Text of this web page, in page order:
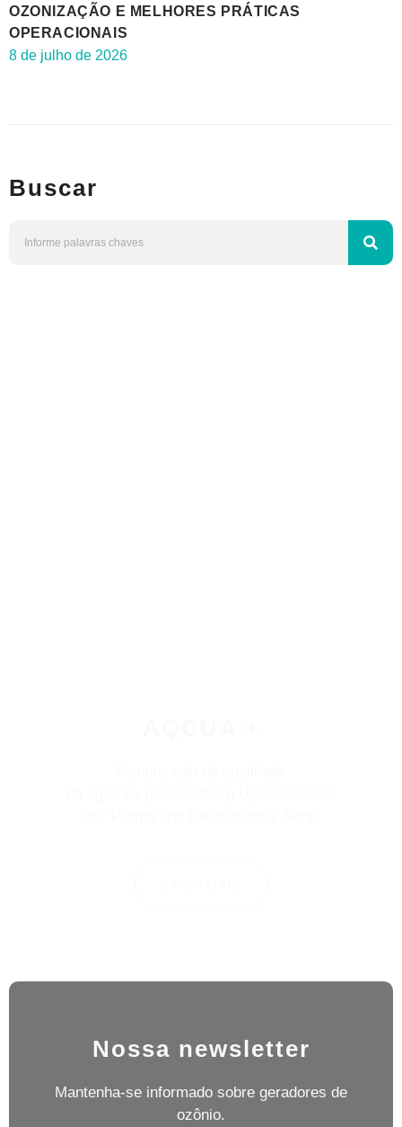
OZONIZAÇÃO E MELHORES PRÁTICAS
OPERACIONAIS
8 de julho de 2026
Buscar
Nossa newsletter
Mantenha-se informado sobre geradores de
ozônio.